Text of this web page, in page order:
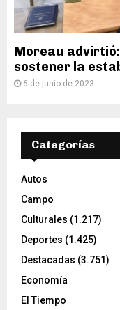
Moreau
sostener la
6 de junio de 2023
Categorías
Autos
Campo
Culturales (1.217)
Deportes (1.425)
Destacadas (3.751)
Economía
El Tiempo